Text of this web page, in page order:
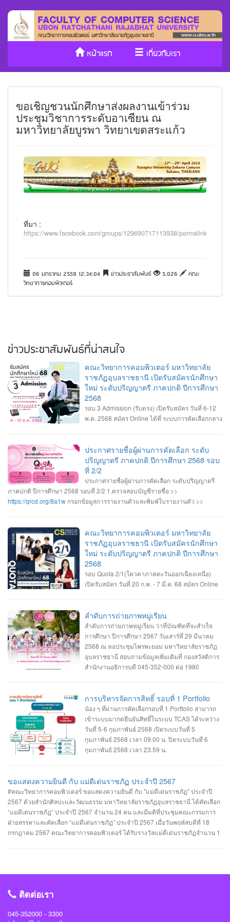
หน้าแรก
เกี่ยวกับเรา
ประกันคุณภาพ
วารสาร Cs
SDGs
ขอเชิญชวนนักศึกษาส่งผลงานเข้าร่วม
ประชุมวิชาการระดับอาเซียน ณ
มหาวิทยาลัยบูรพา วิทยาเขตสระแก้ว
ที่มา :
https://www.facebook.com/groups/129690717113938/permalink/
06 มกราคม 2559 12:34:04 ข่าวประชาสัมพันธ์ 5,026
คณะ
วิทยาการคอมพิวเตอร์
ข่าวประชาสัมพันธ์ที่น่าสนใจ
คณะวิทยาการคอมพิวเตอร์ มหาวิทยาลัย
ราชภัฏอุบลราชธานี เปิดรับสมัครนักศึกษา
ใหม่ ระดับปริญญาตรี ภาคปกติ ปีการศึกษา
2568
รอบ 3 Admission (รับตรง) เปิดรับสมัคร วันที่ 6-12
พ.ค. 2568 สมัคร Online ได้ที่ ระบบการคัดเลือกกลาง
ซอฟต์แวร์ • หลักสูตรเทคโนโลยีมีลติมีเดียและแอนิเมชัน • รายละเอียดสาขาวิชา
เกณฑ์คุณสมบัติของสาขาวิชา และรายละเอียดการรับสมัคร ------------------- •
สอบถามข้อมูลเพิ่มเติม งานรับเข้าศึกษา ฯ อาคารเรียนและปฏิบัติการ ชั้น 2 045-
352-000 ต่อ 2143 , 2147 หรือ 2144 #เปิดรับสมัครนักศึกษาใหม่ #ระดับปริญญา
ตรี2568 #Dek68 #UBRU #คณะวิทยาการคอมพิวเตอร์ #มหาวิทยาลัยราชภัฏ
อุบลราชธานี
ประกาศรายชื่อผู้ผ่านการคัดเลือก ระดับ
ปริญญาตรี ภาคปกติ ปีการศึกษา 2568 รอบ
ที่ 2/2
ประกาศรายชื่อผู้ผ่านการคัดเลือก ระดับปริญญาตรี
ภาคปกติ ปีการศึกษา 2568 รอบที่ 2/2 1.ตรวจสอบบัญชีรายชื่อ >>
https://qrcd.org/8a1w กรอกข้อมูลการรายงานตัวและพิมพ์ใบรายงานตัว >>
กรณีสาขาวิชาที่มีรายชื่อสำรอง ถ้าผู้ผ่านการคัดเลือกไม่มารายงานตัวตามเวลาที่
กำหนด ถือว่าสละสิทธิ์ มหาวิทยาลัยจะเรียกสำรองตามบัญชีรายชื่อทันที 3.ผู้ที่มีราย
ชื่อรายงานตัว ลงทะเบียนเข้าใช้งานระบบการคัดเลือกกลางบุคคลเข้าศึกษาใน
สถาบันอุดมศึกษา (TCAS68) เพื่อรอเข้ายื่นยันสิทธิ์เข้าศึกษา
>>https://www.mytcas.com/
4. ผู้รายงานตัวเข้ายืนยันสิทธิ์เข้าศึกษา ในระบบการ
คัดเลือกกลางบุคคลเข้าศึกษาในสถาบันอุดมศึกษา (TCAS68)
ศึกษา(เปิดเทอม) ในช่วงเดือนมิถุนายน 2568
คณะวิทยาการคอมพิวเตอร์ มหาวิทยาลัย
ราชภัฏอุบลราชธานี เปิดรับสมัครนักศึกษา
ใหม่ ระดับปริญญาตรี ภาคปกติ ปีการศึกษา
2568
รอบ Quota 2/1(โควตาภาคตะวันออกเฉียงเหนือ)
เปิดรับสมัคร วันที่ 20 ก.พ. - 7 มี.ค. 68 สมัคร Online
หลักสูตรวิศวกรรมซอฟต์แวร์ หลักสูตรเทคโนโลยีมีลติมีเดียและแอนิเมชัน ราย
ละเอียดสาขาวิชา เกณฑ์คุณสมบัติของสาขาวิชา และรายละเอียดการรับสมัคร -----
-------------- สอบถามข้อมูลเพิ่มเติม งานรับเข้าศึกษา ฯ อาคารเรียนและปฏิบัติการ
ชั้น 2 045-352-000 ต่อ 2143 , 2147 หรือ 2144
ลำดับการถ่ายภาพหมู่เรียน
ลำดับการถ่ายภาพหมู่เรียน ว่าที่บัณฑิตที่จะสำเร็จ
การศึกษา ปีการศึกษา 2567 วันเสาร์ที่ 29 มีนาคม
2568 ณ หอประชุมไพรพะยอม มหาวิทยาลัยราชภัฏ
อุบลราชธานี สอบถามข้อมูลเพิ่มเติมที่ กองสวัสดิการ
สำนักงานอธิการบดี 045-352-000 ต่อ 1980
การบริหารจัดการสิทธิ์ รอบที่ 1 Portfolio
น้อง ๆ ที่ผ่านการคัดเลือกรอบที่ 1 Portfolio สามารถ
เข้าระบบมากดยืนยันสิทธิ์ในระบบ TCAS ได้ระหว่าง
วันที่ 5-6 กุมภาพันธ์ 2568 เปิดระบบวันที่ 5
กุมภาพันธ์ 2568 เวลา 09.00 น. ปิดระบบวันที่ 6
กุมภาพันธ์ 2568 เวลา 23.59 น.
ขอแสดงความยินดี กับ แม่ดีเด่นราชภัฏ ประจำปี 2567
#คณะวิทยาการคอมพิวเตอร์ ขอแสดงความยินดี กับ "แม่ดีเด่นราชภัฏ" ประจำปี
2567 ด้วยสำนักศิลปะและวัฒนธรรม มหาวิทยาลัยราชภัฏอุบลราชธานี ได้คัดเลือก
“แม่ดีเด่นราชภัฏ” ประจำปี 2567 จำนวน 24 คน และมีมติที่ประชุมคณะกรรมการ
ฝ่ายสรรหาและคัดเลือก “แม่ดีเด่นราชภัฏ” ประจำปี 2567 เมื่อวันพฤหัสบดีที่ 18
กรกฎาคม 2567 คณะวิทยาการคอมพิวเตอร์ ได้รับรางวัลแม่ดีเด่นราชภัฏจำนวน 1
ราชภัฏอุบลราชธานี #มหาวิทยาลัยแห่งความสุข
ติดต่อเรา
045-352000 - 3300